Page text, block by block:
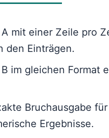
mit einer Zeile pro
den Einträgen.
im gleichen Format
Bruchausgabe
Ergebnisse.